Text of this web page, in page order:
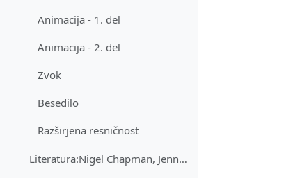
Animacija - 1. del
Animacija - 2. del
Zvok
Besedilo
Razširjena resničnost
Literatura:Nigel Chapman, Jenny Chapman Digital Mu...